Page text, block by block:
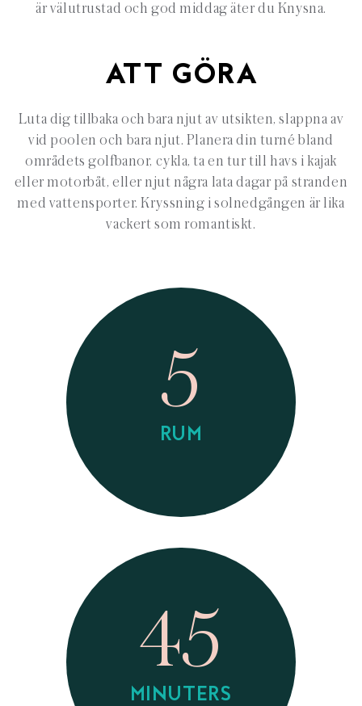
är välutrustad och god middag äter du Knysna.
ATT GÖRA
Luta dig tillbaka och bara njut av utsikten, slappna av
vid poolen och bara njut. Planera din turné bland
områdets golfbanor, cykla, ta en tur till havs i kajak
eller motorbåt, eller njut några lata dagar på stranden
med vattensporter. Kryssning i solnedgången är lika
vackert som romantiskt.
5
RUM
45
MINUTERS